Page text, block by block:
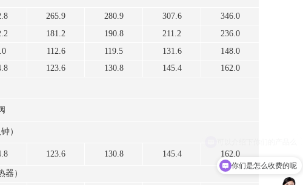
265.9 280.9 307.6
346.0
181.2 190.8 211.2
236.0
112.6 119.5 131.6
148.0
123.6 130.8 145.4 162.0
）
123.6 130.8 145.4 162.0
）
你们是怎么收费的呢